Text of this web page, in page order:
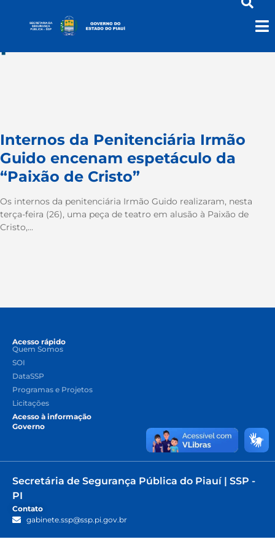
paixaodecristo
Internos da Penitenciária Irmão
Guido encenam espetáculo da
“Paixão de Cristo”
Os internos da penitenciária Irmão Guido realizaram, nesta
terça-feira (26), uma peça de teatro em alusão à Paixão de
Cristo,...
Acesso rápido
Quem Somos
SOI
DataSSP
Programas e Projetos
Licitações
Acesso à informação
Governo
Secretária de Segurança Pública do Piauí | SSP -
PI
Contato
gabinete.ssp@ssp.pi.gov.br